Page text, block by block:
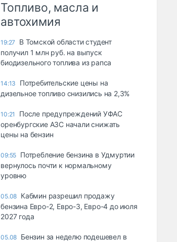
Топливо, масла и
автохимия
19:27
В Томской области студент
получил 1 млн руб. на выпуск
биодизельного топлива из рапса
14:13
Потребительские цены на
дизельное топливо снизились на 2,3%
10:21
После предупреждений УФАС
оренбургские АЗС начали снижать
цены на бензин
09:55 Потребление бензина в Удмуртии
вернулось почти к нормальному
уровню
05.08 Кабмин разрешил продажу
бензина Евро-2, Евро-3, Евро-4 до июля
2027 года
05.08 Бензин за неделю подешевел в